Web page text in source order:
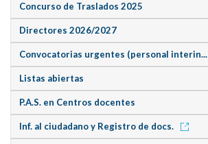
Concurso de Traslados 2025
Directores 2026/2027
Convocatorias urgentes (personal interin...
Listas abiertas
P.A.S. en Centros docentes
Inf. al ciudadano y Registro de docs.